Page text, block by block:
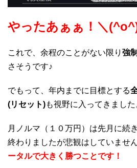
やったあぁぁ！＼
これで、余程のことがない限り 強
さそうです♪
でもって、年内までに目標とする
(リセット)も視野に入ってきました
月ノルマ（１０万円）は先月に続
終わりましたが悲観はしていません
ータルで大きく勝つことです！